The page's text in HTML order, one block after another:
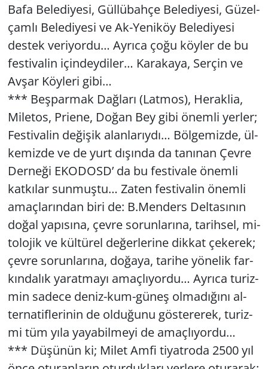
Bafa Be­le­di­ye­si, Gül­lü­bah­çe Be­le­di­ye­si, Gü­zel­
çam­lı Be­le­di­ye­si ve Ak-Ye­ni­köy Be­le­di­ye­si
des­tek ve­ri­yor­du… Ay­rı­ca çoğu köy­ler de bu
fes­ti­va­lin için­dey­di­ler… Ka­ra­ka­ya, Ser­çin ve
Avşar Köy­le­ri gibi…
*** Beş­par­mak Dağ­la­rı (Lat­mos), He­rak­lia,
Mi­le­tos, Pri­ene, Doğan Bey gibi önem­li yer­ler;
Fes­ti­va­lin de­ği­şik alan­la­rıy­dı… Böl­ge­miz­de, ül­
ke­miz­de ve de yurt dı­şın­da da ta­nı­nan Çevre
Der­ne­ği EKO­DOSD’ da bu fes­ti­va­le önem­li
kat­kı­lar sun­muş­tu… Zaten fes­ti­va­lin önem­li
amaç­la­rın­dan biri de: B.​Men­ders Del­ta­sı­nın
doğal ya­pı­sı­na, çevre so­run­la­rı­na, ta­rih­sel, mi­
to­lo­jik ve kül­tü­rel de­ğer­le­ri­ne dik­kat çe­ke­rek;
çevre so­run­la­rı­na, do­ğa­ya, ta­ri­he yö­ne­lik far­
kın­da­lık ya­rat­ma­yı amaç­lı­yor­du… Ay­rı­ca tu­riz­
min sa­de­ce de­niz-kum-gü­neş ol­ma­dı­ğı­nı al­
ter­na­tif­le­ri­nin de ol­du­ğu­nu gös­te­re­rek, tu­riz­
mi tüm yıla ya­ya­bil­me­yi de amaç­lı­yor­du…
*** Dü­şü­nün ki; Milet Amfi ti­yat­ro­da 2500 yıl